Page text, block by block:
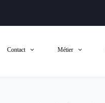
Contact Métier